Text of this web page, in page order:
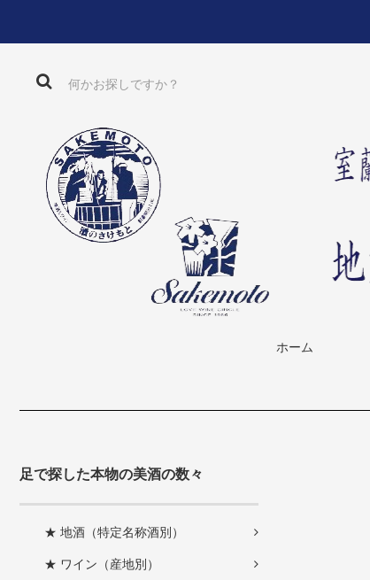
ホーム
足で探した本物の美酒の数々
★ 地酒（特定名称酒別）
★ ワイン（産地別）